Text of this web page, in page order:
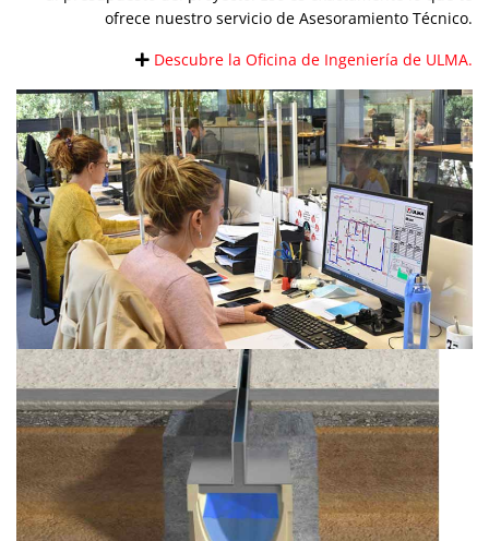
ofrece nuestro servicio de Asesoramiento Técnico.
Descubre la Oficina de Ingeniería de ULMA.